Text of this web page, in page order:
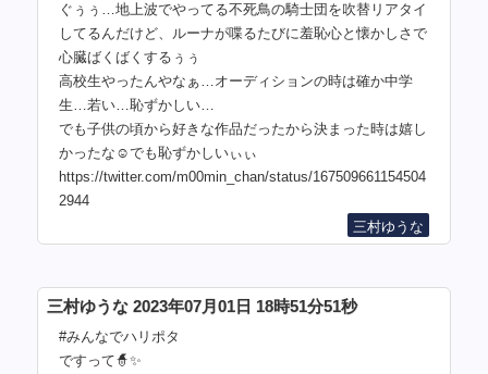
ぐぅぅ…地上波でやってる不死鳥の騎士団を吹替リアタイ
してるんだけど、ルーナが喋るたびに羞恥心と懐かしさで
心臓ばくばくするぅぅ
高校生やったんやなぁ…オーディションの時は確か中学
生…若い…恥ずかしい…
でも子供の頃から好きな作品だったから決まった時は嬉し
かったな☺️でも恥ずかしいぃぃ
https://twitter.com/m00min_chan/status/167509661154504
2944
三村ゆうな
三村ゆうな 2023年07月01日 18時51分51秒
#みんなでハリポタ
ですって🧙✨